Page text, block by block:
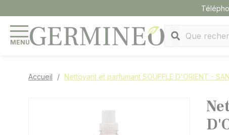
MENU
Accueil Nettoyant et parfumant SOUFFLE D'ORIENT -